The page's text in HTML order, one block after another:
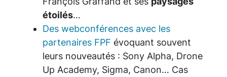
étoilés…
Des webconférences avec les
partenaires FPF évoquant souvent
leurs nouveautés : Sony Alpha, Drone
Up Academy, Sigma, Canon… Cas